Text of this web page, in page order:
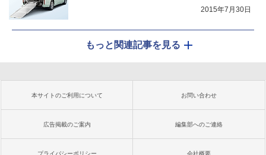
2015年7月30日
もっと関連記事を見る
本サイトのご利用について お問い合わせ
広告掲載のご案内 編集部へのご連絡
プライバシーポリシー 会社概要